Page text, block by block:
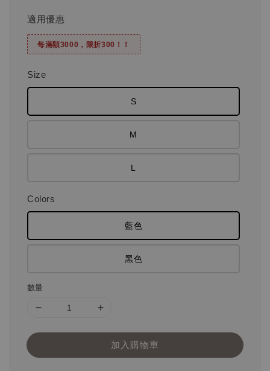
適用優惠
每滿額3000，限折300！！
Size
S
M
L
Colors
藍色
黑色
數量
加入購物車